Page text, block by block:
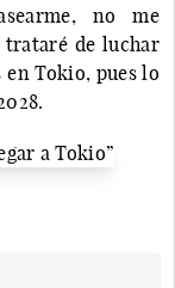
no me
de luchar
en Tokio, pues lo